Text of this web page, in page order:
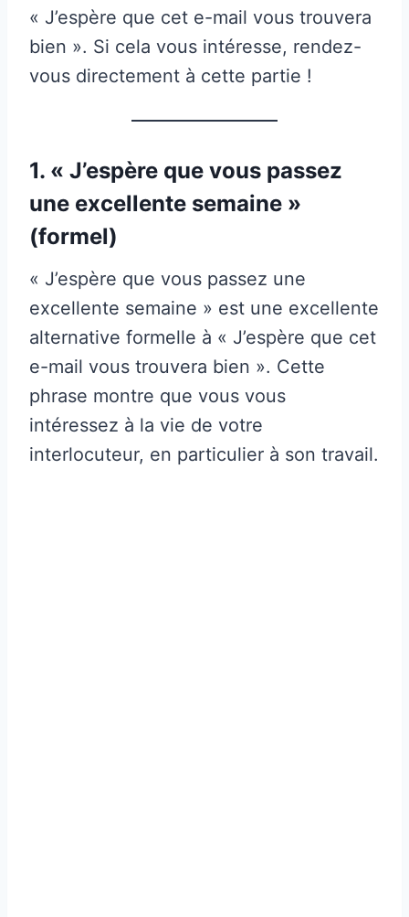
« J’espère que cet e-mail vous trouvera
bien ». Si cela vous intéresse, rendez-
vous directement à cette partie !
1. « J’espère que vous passez
une excellente semaine »
(formel)
« J’espère que vous passez une
excellente semaine » est une excellente
alternative formelle à « J’espère que cet
e-mail vous trouvera bien ». Cette
phrase montre que vous vous
intéressez à la vie de votre
interlocuteur, en particulier à son travail.